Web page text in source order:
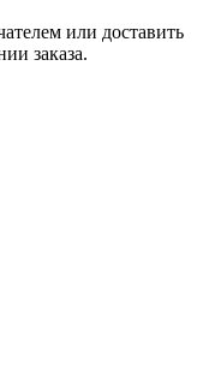
или доставить
заказа.